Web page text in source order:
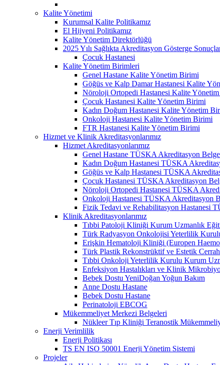
Kalite Yönetimi
Kurumsal Kalite Politikamız
El Hijyeni Politikamız
Kalite Yönetim Direktörlüğü
2025 Yılı Sağlıkta Akreditasyon Gösterge
Çocuk Hastanesi
Kalite Yönetim Birimleri
Genel Hastane Kalite Yönetim Birimi
Göğüs ve Kalp Damar Hastanesi Kalite
Nöroloji Ortopedi Hastanesi Kalite
Çocuk Hastanesi Kalite Yönetim Birimi
Kadın Doğum Hastanesi Kalite Yönetim
Onkoloji Hastanesi Kalite Yönetim Birimi
FTR Hastanesi Kalite Yönetim Birimi
Hizmet ve Klinik Akreditasyonlarımız
Hizmet Akreditasyonlarımız
Genel Hastane TÜSKA Akreditasyon
Kadın Doğum Hastanesi TÜSKA
Göğüs ve Kalp Hastanesi TÜSKA
Çocuk Hastanesi TÜSKA Akreditasyon
Nöroloji Ortopedi Hastanesi TÜSKA
Onkoloji Hastanesi TÜSKA Akreditasyon
Fizik Tedavi ve Rehabilitasyon Hastanesi
Klinik Akreditasyonlarımız
Tıbbi Patoloji Kliniği Kurum Uzmanlık
Türk Radyasyon Onkolojisi Yeterlilik
Erişkin Hematoloji Kliniği (Europen
Türk Plastik Rekonstrüktif ve Estetik
Tıbbi Onkoloji Yeterlilik Kurulu Kurum
Enfeksiyon Hastalıkları ve Klinik
Bebek Dostu YeniDoğan Yoğun Bakım
Anne Dostu Hastane
Bebek Dostu Hastane
Perinatoloji EBCOG
Mükemmeliyet Merkezi Belgeleri
Nükleer Tıp Kliniği Teranostik
Enerji Verimlilik
Enerji Politikası
TS EN ISO 50001 Enerji Yönetim Sistemi
Projeler